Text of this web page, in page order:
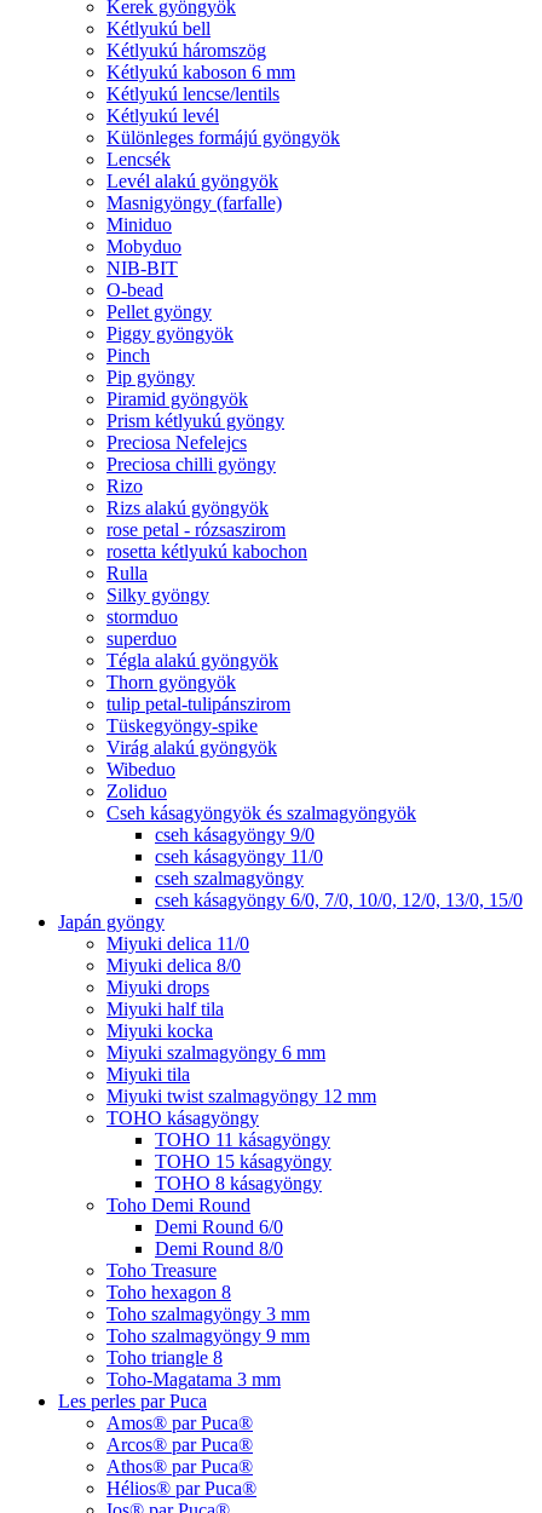
Kerek gyöngyök
Kétlyukú bell
Kétlyukú háromszög
Kétlyukú kaboson 6 mm
Kétlyukú lencse/lentils
Kétlyukú levél
Különleges formájú gyöngyök
Lencsék
Levél alakú gyöngyök
Masnigyöngy (farfalle)
Miniduo
Mobyduo
NIB-BIT
O-bead
Pellet gyöngy
Piggy gyöngyök
Pinch
Pip gyöngy
Piramid gyöngyök
Prism kétlyukú gyöngy
Preciosa Nefelejcs
Preciosa chilli gyöngy
Rizo
Rizs alakú gyöngyök
rose petal - rózsaszirom
rosetta kétlyukú kabochon
Rulla
Silky gyöngy
stormduo
superduo
Tégla alakú gyöngyök
Thorn gyöngyök
tulip petal-tulipánszirom
Tüskegyöngy-spike
Virág alakú gyöngyök
Wibeduo
Zoliduo
Cseh kásagyöngyök és szalmagyöngyök
cseh kásagyöngy 9/0
cseh kásagyöngy 11/0
cseh szalmagyöngy
cseh kásagyöngy 6/0, 7/0, 10/0, 12/0, 13/0, 15/0
Japán gyöngy
Miyuki delica 11/0
Miyuki delica 8/0
Miyuki drops
Miyuki half tila
Miyuki kocka
Miyuki szalmagyöngy 6 mm
Miyuki tila
Miyuki twist szalmagyöngy 12 mm
TOHO kásagyöngy
TOHO 11 kásagyöngy
TOHO 15 kásagyöngy
TOHO 8 kásagyöngy
Toho Demi Round
Demi Round 6/0
Demi Round 8/0
Toho Treasure
Toho hexagon 8
Toho szalmagyöngy 3 mm
Toho szalmagyöngy 9 mm
Toho triangle 8
Toho-Magatama 3 mm
Les perles par Puca
Amos® par Puca®
Arcos® par Puca®
Athos® par Puca®
Hélios® par Puca®